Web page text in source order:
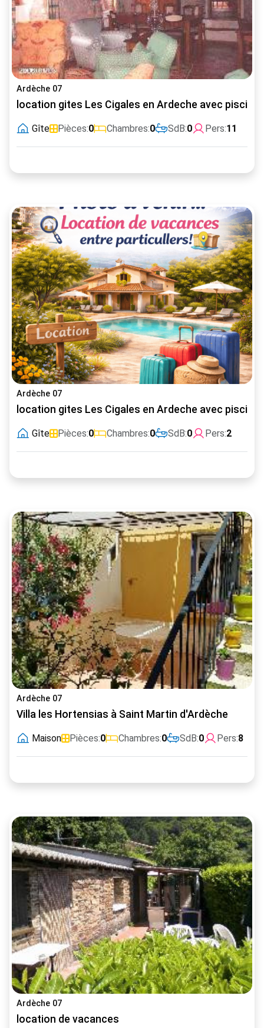
Ardèche 07
location gites Les Cigales en Ardeche avec piscine
Gîte Pièces:0 Chambres:0 SdB:0 Pers:11
Ardèche 07
location gites Les Cigales en Ardeche avec piscine
Gîte Pièces:0 Chambres:0 SdB:0 Pers:2
Ardèche 07
Villa les Hortensias à Saint Martin d'Ardèche
Maison Pièces:0 Chambres:0 SdB:0 Pers:8
Ardèche 07
location de vacances